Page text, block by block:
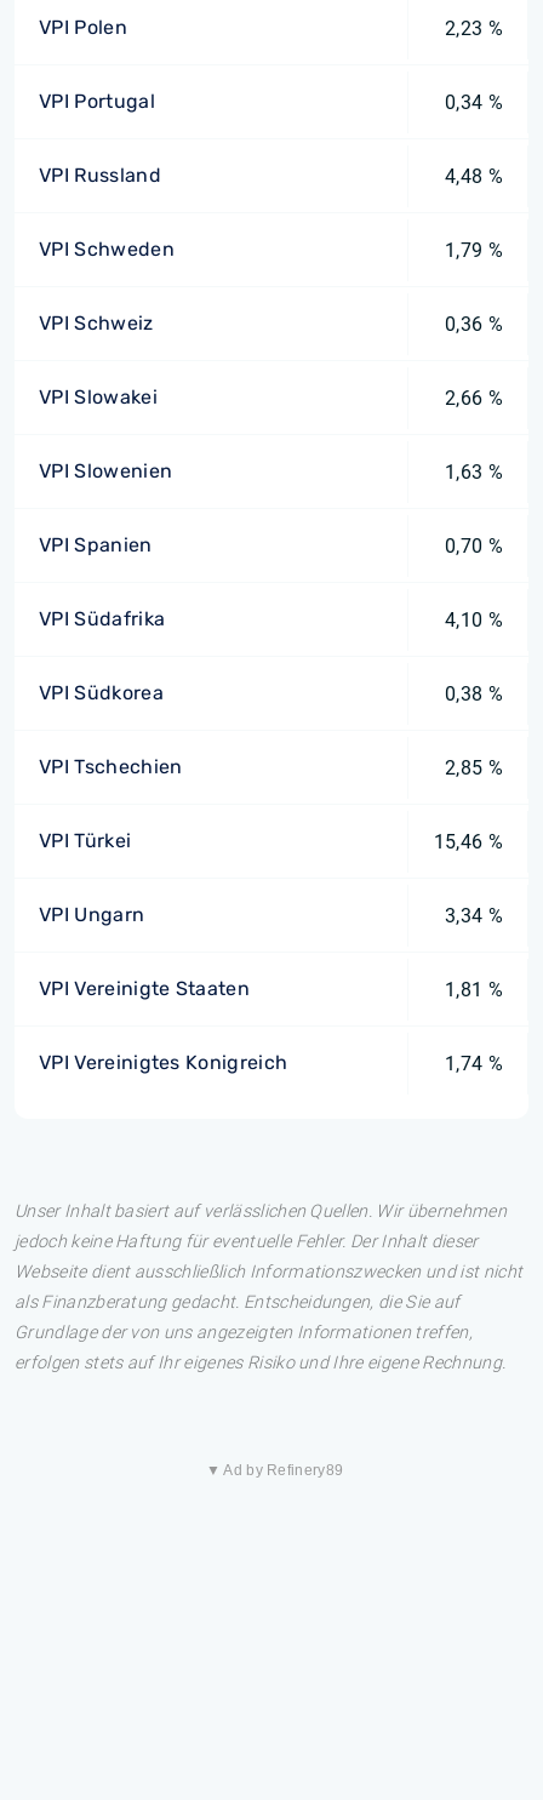
VPI Polen 2,23 %
VPI Portugal 0,34 %
VPI Russland 4,48 %
VPI Schweden 1,79 %
VPI Schweiz 0,36 %
VPI Slowakei 2,66 %
VPI Slowenien 1,63 %
VPI Spanien 0,70 %
VPI Südafrika 4,10 %
VPI Südkorea 0,38 %
VPI Tschechien 2,85 %
VPI Türkei 15,46 %
VPI Ungarn 3,34 %
VPI Vereinigte Staaten 1,81 %
VPI Vereinigtes Konigreich 1,74 %
Unser Inhalt basiert auf verlässlichen Quellen. Wir übernehmen
jedoch keine Haftung für eventuelle Fehler. Der Inhalt dieser
Webseite dient ausschließlich Informationszwecken und ist nicht
als Finanzberatung gedacht. Entscheidungen, die Sie auf
Grundlage der von uns angezeigten Informationen treffen,
erfolgen stets auf Ihr eigenes Risiko und Ihre eigene Rechnung.
▼ Ad by Refinery89